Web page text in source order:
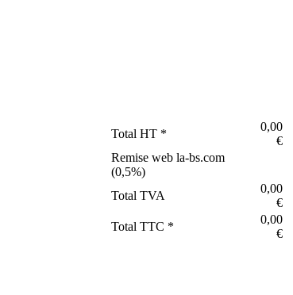
Total HT *
0,00
€
Remise web la-bs.com
(0,5%)
Total TVA
0,00
€
Total TTC *
0,00
€